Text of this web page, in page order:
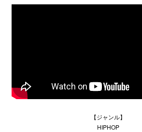
【ジャンル】
HIPHOP